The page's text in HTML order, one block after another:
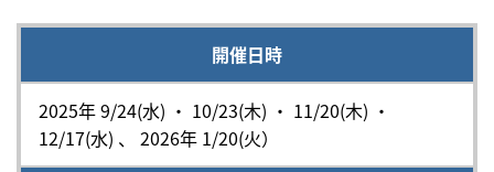
開催日時
2025年 9/24(水) ・ 10/23(木) ・ 11/20(木) ・
12/17(水) 、 2026年 1/20(火）